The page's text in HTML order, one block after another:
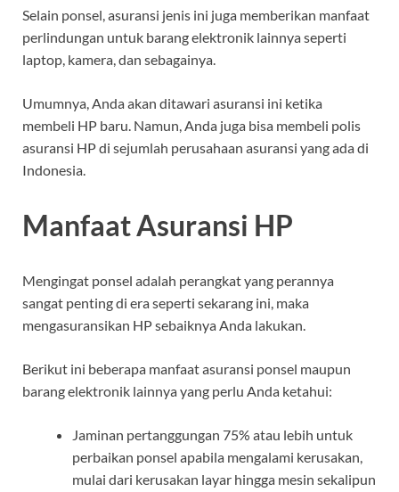
Selain ponsel, asuransi jenis ini juga memberikan manfaat
perlindungan untuk barang elektronik lainnya seperti
laptop, kamera, dan sebagainya.
Umumnya, Anda akan ditawari asuransi ini ketika
membeli HP baru. Namun, Anda juga bisa membeli polis
asuransi HP di sejumlah perusahaan asuransi yang ada di
Indonesia.
Manfaat Asuransi HP
Mengingat ponsel adalah perangkat yang perannya
sangat penting di era seperti sekarang ini, maka
mengasuransikan HP sebaiknya Anda lakukan.
Berikut ini beberapa manfaat asuransi ponsel maupun
barang elektronik lainnya yang perlu Anda ketahui:
Jaminan pertanggungan 75% atau lebih untuk
perbaikan ponsel apabila mengalami kerusakan,
mulai dari kerusakan layar hingga mesin sekalipun